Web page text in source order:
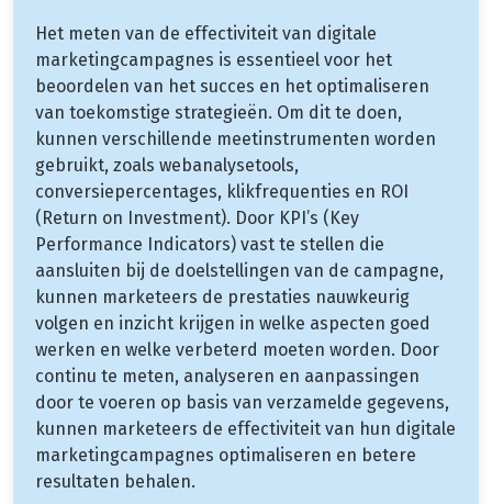
Het meten van de effectiviteit van digitale
marketingcampagnes is essentieel voor het
beoordelen van het succes en het optimaliseren
van toekomstige strategieën. Om dit te doen,
kunnen verschillende meetinstrumenten worden
gebruikt, zoals webanalysetools,
conversiepercentages, klikfrequenties en ROI
(Return on Investment). Door KPI’s (Key
Performance Indicators) vast te stellen die
aansluiten bij de doelstellingen van de campagne,
kunnen marketeers de prestaties nauwkeurig
volgen en inzicht krijgen in welke aspecten goed
werken en welke verbeterd moeten worden. Door
continu te meten, analyseren en aanpassingen
door te voeren op basis van verzamelde gegevens,
kunnen marketeers de effectiviteit van hun digitale
marketingcampagnes optimaliseren en betere
resultaten behalen.